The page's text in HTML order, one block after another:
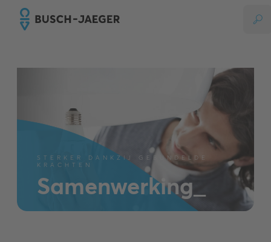
STERKER DANKZIJ GEBUNDELDE
KRACHTEN
Samenwerking_